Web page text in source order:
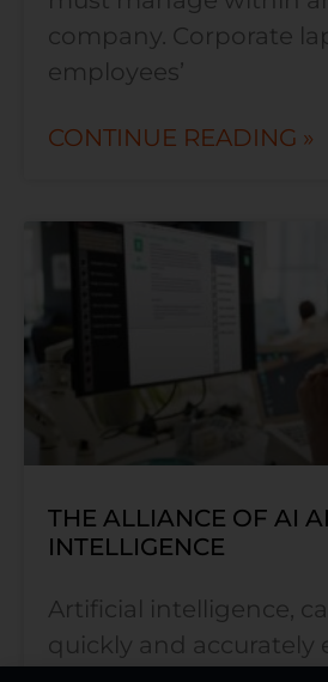
company. Corporate
employees’
CONTINUE READING »
THE ALLIANCE OF AI
INTELLIGENCE
Artificial intelligence,
quickly and accurately